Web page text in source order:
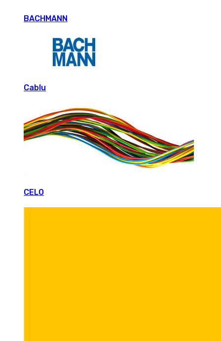
BACHMANN
Cablu
CELO